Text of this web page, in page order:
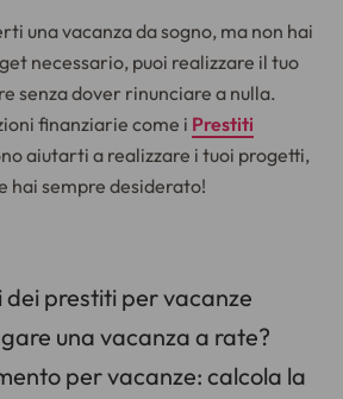
una vacanza da sogno, ma non hai
necessario, puoi realizzare il tuo
senza dover rinunciare a nulla.
finanziarie come i Prestiti
aiutarti a realizzare i tuoi progetti,
hai sempre desiderato!
prestiti per vacanze
una vacanza a rate?
per vacanze: calcola la